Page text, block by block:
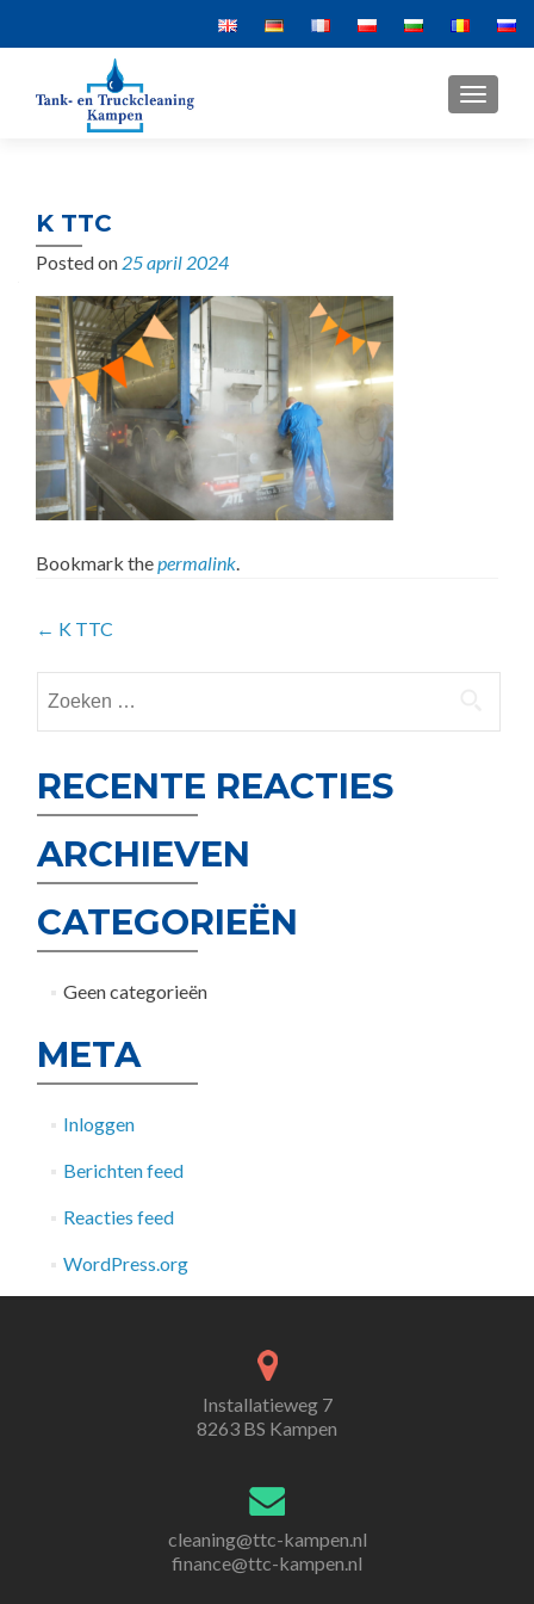
MENU
K TTC
Posted on 25 april 2024
Bookmark thepermalink.
Post
navigation
← K TTC
naar:
RECENTE REACTIES
ARCHIEVEN
CATEGORIEËN
Geen categorieën
META
Inloggen
Berichten feed
Reacties feed
WordPress.org
Installatieweg 7
8263 BS Kampen
cleaning@ttc-kampen.nl
finance@ttc-kampen.nl